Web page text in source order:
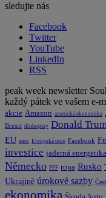
sledujte nás
Facebook
Twitter
YouTube
LinkedIn
RSS
peak week newsletter
každý pátek ve vašem e-
akcie Amazon americká ekonomika
Brexit dluhopisy Donald
EU euro Evropská unie Facebook
investice jaderná energetika
Německo PPF ropa Rusko
Ukrajině úrokové sazby